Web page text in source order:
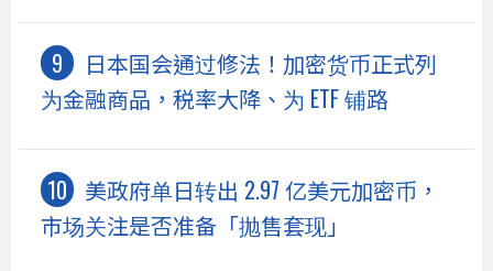
日本国会通过修法！加密货币正式列
为金融商品，税率大降、为 ETF 铺路
美政府单日转出 2.97 亿美元加密币，
市场关注是否准备「抛售套现」